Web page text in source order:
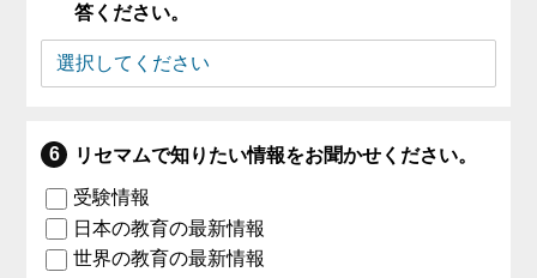
答ください。
リセマムで知りたい情報をお聞かせください。
受験情報
日本の教育の最新情報
世界の教育の最新情報